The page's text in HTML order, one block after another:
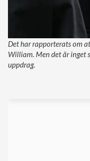
Det har rapporterats om
William. Men det är inget
uppdrag.